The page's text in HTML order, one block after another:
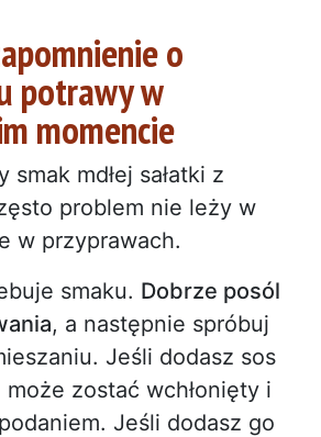
o
potrawy w
momencie
smak mdłej sałatki z
problem nie leży w
w przyprawach.
smaku. Dobrze posól
, a następnie spróbuj
Jeśli dodasz sos
zostać wchłonięty i
Jeśli dodasz go